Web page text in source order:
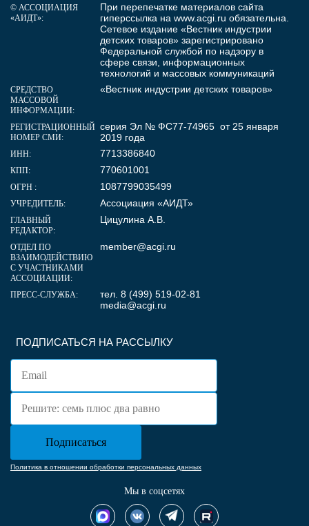
ПОДПИСАТЬСЯ НА РАССЫЛКУ
Политика в отношении обработки персональных данных
Мы в соцсетях
© АССОЦИАЦИЯ
«АИДТ»:
При перепечатке материалов сайта
гиперссылка на www.acgi.ru обязательна.
Сетевое издание «Вестник индустрии
детских товаров» зарегистрировано
Федеральной службой по надзору в
сфере связи, информационных
технологий и массовых коммуникаций
СРЕДСТВО
МАССОВОЙ
ИНФОРМАЦИИ:
«Вестник индустрии детских товаров»
РЕГИСТРАЦИОННЫЙ
НОМЕР СМИ:
серия Эл № ФС77-74965 от 25 января
2019 года
ИНН: 7713386840
КПП: 770601001
ОГРН : 1087799035499
УЧРЕДИТЕЛЬ: Ассоциация «АИДТ»
ГЛАВНЫЙ
РЕДАКТОР:
Цицулина А.В.
ОТДЕЛ ПО
ВЗАИМОДЕЙСТВИЮ
С УЧАСТНИКАМИ
АССОЦИАЦИИ:
member@acgi.ru
ПРЕСС-СЛУЖБА:
тел. 8 (499) 519-02-81
media@acgi.ru